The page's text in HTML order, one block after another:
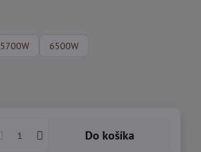
5700W 6500W
Do košíka